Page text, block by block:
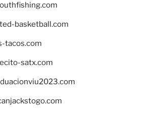
basketball.com
tacos.com
satx.com